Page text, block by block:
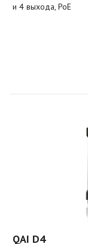
и 4 выхода, PoE
QAI D4